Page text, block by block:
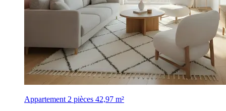
Appartement 2 pièces 42,97 m²